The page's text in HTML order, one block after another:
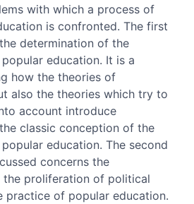
with which a process of
is confronted. The first
determination of the
education. It is a
how the theories of
also the theories which try to
account introduce
classic conception of the
education. The second
concerns the
the proliferation of political
practice of popular education.